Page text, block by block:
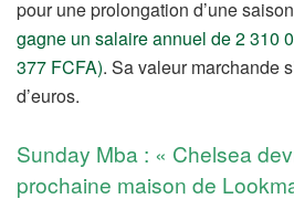
pour une prolongation d’une
gagne un salaire annuel de 2 310
377 FCFA). Sa valeur marchande
d’euros.
Sunday Mba : « Chelsea
prochaine maison de